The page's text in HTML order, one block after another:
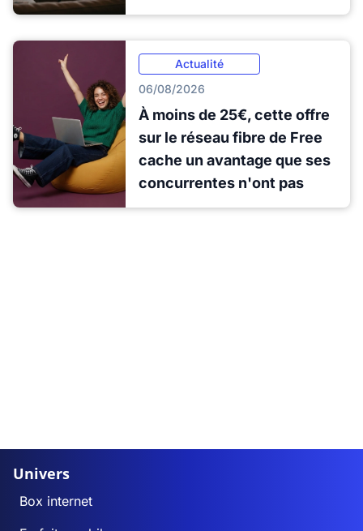
Actualité
06/08/2026
À moins de 25€, cette offre
sur le réseau fibre de Free
cache un avantage que ses
concurrentes n'ont pas
Univers
Box internet